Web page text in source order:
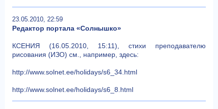
23.05.2010, 22:59
Редактор портала «Солнышко»
КСЕНИЯ (16.05.2010, 15:11), стихи преподавателю
рисования (ИЗО) см., например, здесь:
http://www.solnet.ee/holidays/s6_34.html
http://www.solnet.ee/holidays/s6_8.html